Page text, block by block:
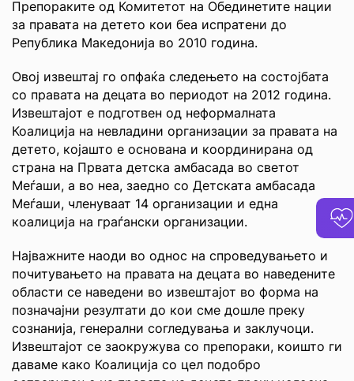
Препораките од Комитетот на Обединетите нации
за правата на детето кои беа испратени до
Република Македонија во 2010 година.
Овој извештај го опфаќа следењето на состојбата
со правата на децата во периодот на 2012 година.
Извештајот е подготвен од неформалната
Коалиција на невладини организации за правата на
детето, којашто е основана и координирана од
страна на Првата детска амбасада во светот
Меѓаши, а во неа, заедно со Детската амбасада
Меѓаши, членуваат 14 организации и една
коалиција на граѓански организации.
Најважните наоди во однос на спроведувањето и
почитувањето на правата на децата во наведените
области се наведени во извештајот во форма на
позначајни резултати до кои сме дошле преку
сознанија, генерални согледувања и заклучоци.
Извештајот се заокружува со препораки, коишто ги
даваме како Коалиција со цел подобро